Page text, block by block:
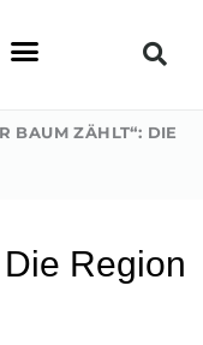
BAUM ZÄHLT“: DIE
Region